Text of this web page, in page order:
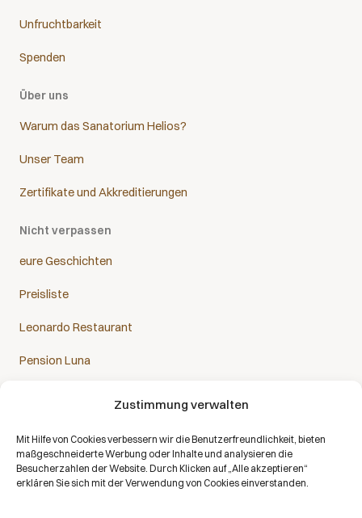
Zustimmung verwalten
Mit Hilfe von Cookies verbessern wir die Benutzerfreundlichkeit, bieten
maßgeschneiderte Werbung oder Inhalte und analysieren die
Besucherzahlen der Website. Durch Klicken auf „Alle akzeptieren“
erklären Sie sich mit der Verwendung von Cookies einverstanden.
Unfruchtbarkeit
Spenden
Über uns
Warum das Sanatorium Helios?
Unser Team
Zertifikate und Akkreditierungen
Nicht verpassen
eure Geschichten
Preisliste
Leonardo Restaurant
Pension Luna
Das Sanatorium Helios ist Partner aller Krankenkassen: